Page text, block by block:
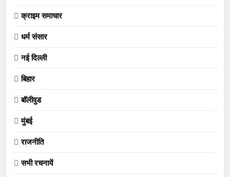
क्राइम समाचार
धर्म संसार
नई दिल्ली
बिहार
बॉलीवुड
मुंबई
राजनीति
सभी रचनायें